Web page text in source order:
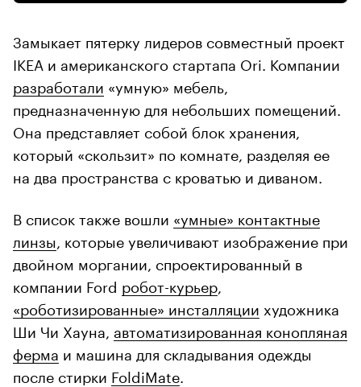
Замыкает пятерку лидеров совместный проект
IKEA и американского стартапа Ori. Компании
разработали «умную» мебель,
предназначенную для небольших помещений.
Она представляет собой блок хранения,
который «скользит» по комнате, разделяя ее
на два пространства с кроватью и диваном.
В список также вошли «умные» контактные
линзы , которые увеличивают изображение при
двойном моргании, спроектированный в
компании Ford робот-курьер
«роботизированные» инсталляции художника
Ши Чи Хауна, автоматизированная конопляная
ферма и машина для складывания одежды
после стирки FoldiMate